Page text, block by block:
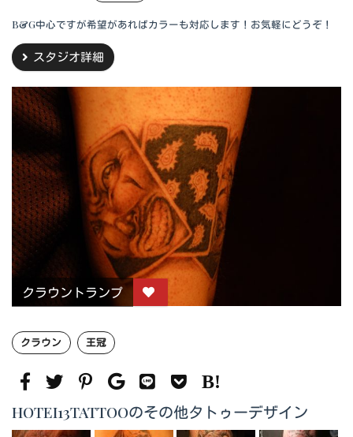
B&G中心ですが希望があればカラーも対応します！お気軽にどうぞ！
スタジオ詳細
クラウントランプ
クラウン 王冠
HOTEI13TATTOOのその他タトゥーデザイン